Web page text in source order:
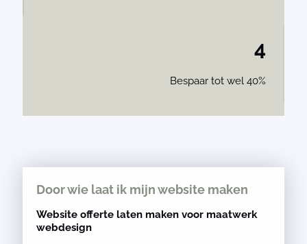
4
Bespaar tot wel 40%
Door wie laat ik mijn website maken
Website offerte laten maken voor maatwerk
webdesign